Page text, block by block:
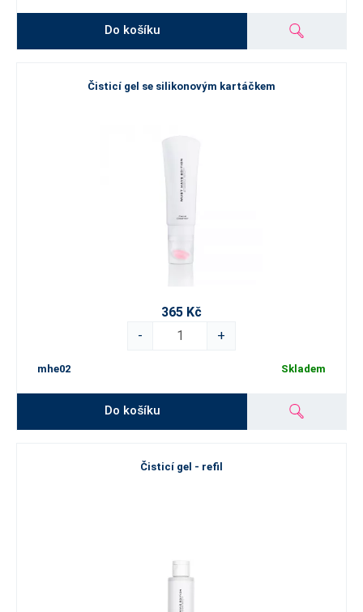
Do košíku
Čisticí gel se silikonovým kartáčkem
365 Kč
-
+
mhe02 Skladem
Do košíku
Čisticí gel - refil